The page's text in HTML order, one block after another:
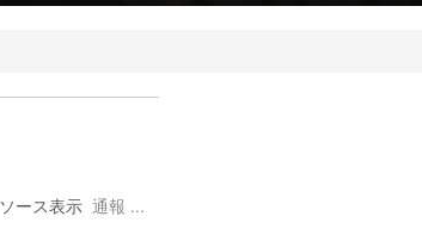
ソース表示 通報 ...